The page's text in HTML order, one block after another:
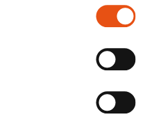
€164,90